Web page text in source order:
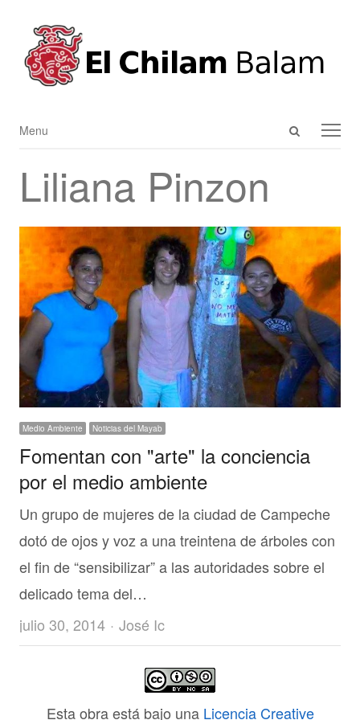
Open
Menu
Menu
Liliana Pinzon
Medio Ambiente Noticias del Mayab
Fomentan con "arte" la conciencia
por el medio ambiente
Un grupo de mujeres de la ciudad de Campeche
dotó de ojos y voz a una treintena de árboles con
el fin de “sensibilizar” a las autoridades sobre el
delicado tema del…
julio 30, 2014
Author
José Ic
Esta obra está bajo una Licencia Creative